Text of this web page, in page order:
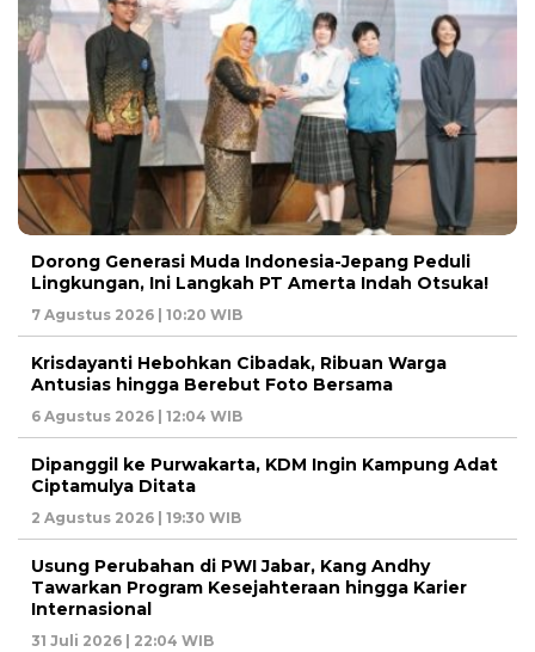
Dorong Generasi Muda Indonesia-Jepang Peduli
Lingkungan, Ini Langkah PT Amerta Indah Otsuka!
7 Agustus 2026 | 10:20 WIB
Krisdayanti Hebohkan Cibadak, Ribuan Warga
Antusias hingga Berebut Foto Bersama
6 Agustus 2026 | 12:04 WIB
Dipanggil ke Purwakarta, KDM Ingin Kampung Adat
Ciptamulya Ditata
2 Agustus 2026 | 19:30 WIB
Usung Perubahan di PWI Jabar, Kang Andhy
Tawarkan Program Kesejahteraan hingga Karier
Internasional
31 Juli 2026 | 22:04 WIB